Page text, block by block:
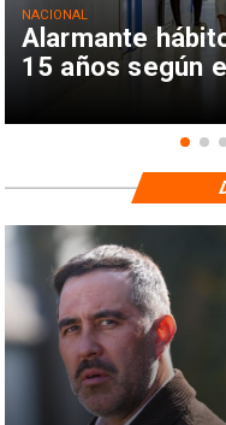
Alarmante
15 años según
NACIONAL